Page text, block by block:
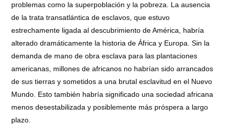
problemas como la superpoblación y la pobreza. La ausencia
de la trata transatlántica de esclavos, que estuvo
estrechamente ligada al descubrimiento de América, habría
alterado dramáticamente la historia de África y Europa. Sin la
demanda de mano de obra esclava para las plantaciones
americanas, millones de africanos no habrían sido arrancados
de sus tierras y sometidos a una brutal esclavitud en el Nuevo
Mundo. Esto también habría significado una sociedad africana
menos desestabilizada y posiblemente más próspera a largo
plazo.